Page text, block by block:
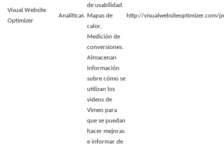
Visual Website
Optimizer
Analíticas
de usabilidad.
Mapas de
calor,
Medición de
conversiones.
http://visualwebsiteoptimizer.com/
Almacenan
información
sobre cómo se
utilizan los
videos de
Vimeo para
que se puedan
hacer mejoras
e informar de